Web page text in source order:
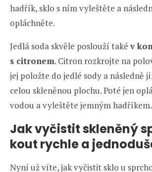
hadřík, sklo s ním vyleštěte a
opláchněte.
Jedlá soda skvěle poslouží také v
s citronem. Citron rozkrojte na
jej položte do jedlé sody a následně
celou skleněnou plochu. Poté jen
vodou a vyleštěte jemným hadříkem.
Jak vyčistit skleněný
kout rychle a
Nyní už víte, jak vyčistit sklo u